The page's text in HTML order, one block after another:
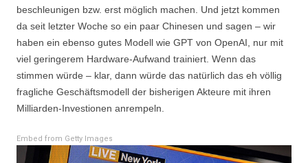
beschleunigen bzw. erst möglich machen. Und jetzt kommen
da seit letzter Woche so ein paar Chinesen und sagen – wir
haben ein ebenso gutes Modell wie GPT von OpenAI, nur mit
viel geringerem Hardware-Aufwand trainiert. Wenn das
stimmen würde – klar, dann würde das natürlich das eh völlig
fragliche Geschäftsmodell der bisherigen Akteure mit ihren
Milliarden-Investionen anrempeln.
Embed from Getty Images